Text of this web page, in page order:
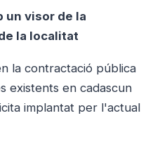
un visor de la
la localitat
la contractació pública
existents en cadascun
implantat per l'actual